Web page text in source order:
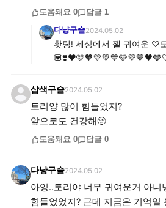
도움돼요 0 답글 1
다냥구슬2024.05.02
홧팅! 세상에서 젤 귀여운 ♡
삼색구슬2024.05.02
토리양 많이 힘들었지?
앞으로도 건강해🥺
도움돼요 0 답글 0
다냥구슬2024.05.02
아잉..토리야 너무 귀여운거 아니
힘들었었지? 근데 지금은 기억일